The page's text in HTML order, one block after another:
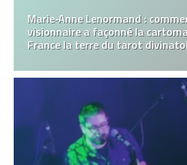
Marie‑Anne Lenormand :
visionnaire a façonné la
France la terre du tarot